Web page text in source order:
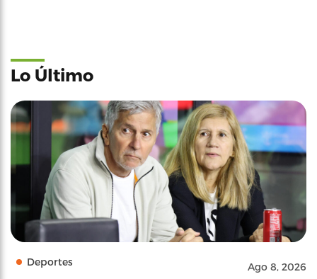
Lo Último
Deportes Ago 8, 2026